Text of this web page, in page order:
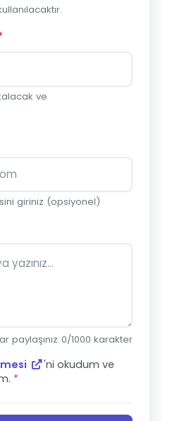
ve
giriniz (opsiyonel)
paylaşınız.0/1000 karakter
'ni okudum ve
*